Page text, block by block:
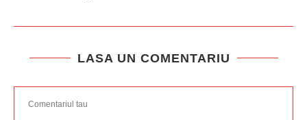
LASA UN COMENTARIU